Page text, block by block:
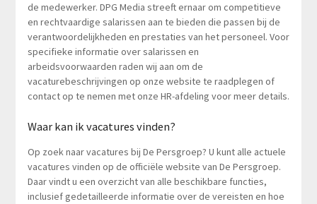
de medewerker. DPG Media streeft ernaar om competitieve
en rechtvaardige salarissen aan te bieden die passen bij de
verantwoordelijkheden en prestaties van het personeel. Voor
specifieke informatie over salarissen en
arbeidsvoorwaarden raden wij aan om de
vacaturebeschrijvingen op onze website te raadplegen of
contact op te nemen met onze HR-afdeling voor meer details.
Waar kan ik vacatures vinden?
Op zoek naar vacatures bij De Persgroep? U kunt alle actuele
vacatures vinden op de officiële website van De Persgroep.
Daar vindt u een overzicht van alle beschikbare functies,
inclusief gedetailleerde informatie over de vereisten en hoe